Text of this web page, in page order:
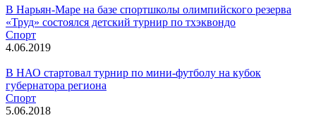
В Нарьян-Маре на базе спортшколы олимпийского резерва
«Труд» состоялся детский турнир по тхэквондо
Спорт
4.06.2019
В НАО стартовал турнир по мини-футболу на кубок
губернатора региона
Спорт
5.06.2018